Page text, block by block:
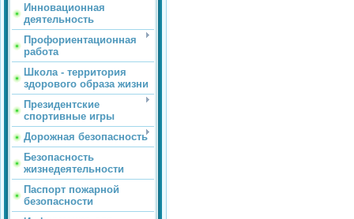
Инновационная
деятельность
Профориентационная
работа
Школа - территория
здорового образа жизни
Президентские
спортивные игры
Дорожная безопасность
Безопасность
жизнедеятельности
Паспорт пожарной
безопасности